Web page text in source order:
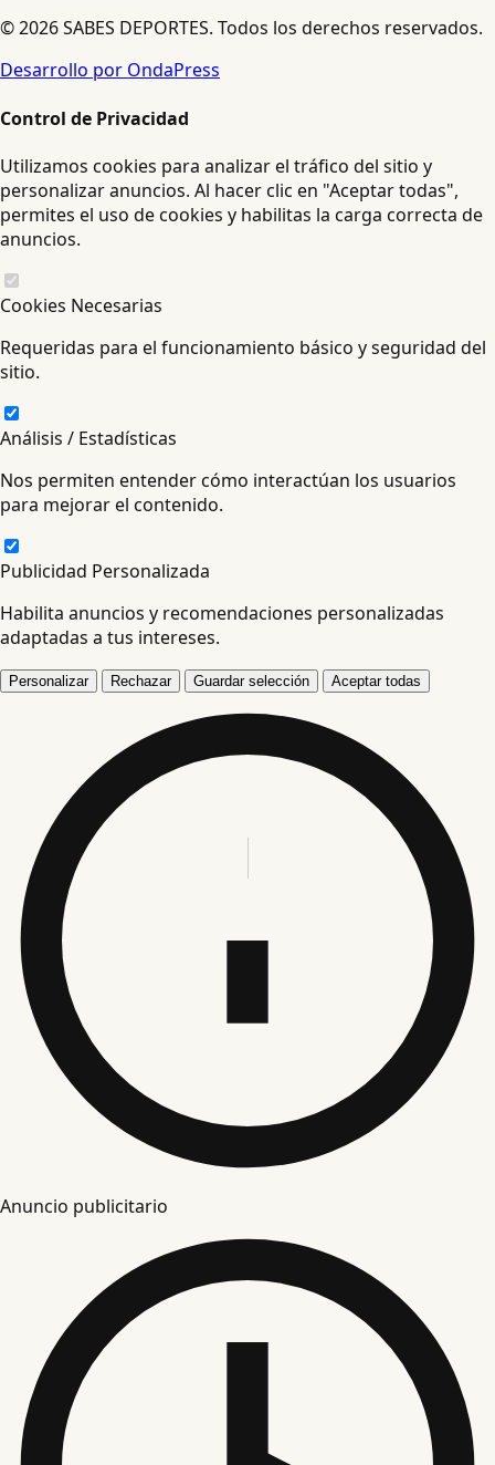
© 2026 SABES DEPORTES. Todos los derechos reservados.
Desarrollo por OndaPress
Control de Privacidad
Utilizamos cookies para analizar el tráfico del sitio y
personalizar anuncios. Al hacer clic en "Aceptar todas",
permites el uso de cookies y habilitas la carga correcta de
anuncios.
Cookies Necesarias
Requeridas para el funcionamiento básico y seguridad del
sitio.
Análisis / Estadísticas
Nos permiten entender cómo interactúan los usuarios
para mejorar el contenido.
Publicidad Personalizada
Habilita anuncios y recomendaciones personalizadas
adaptadas a tus intereses.
Personalizar Rechazar Guardar selección Aceptar todas
Anuncio publicitario